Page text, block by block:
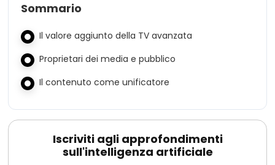
Sommario
Il valore aggiunto della TV avanzata
Proprietari dei media e pubblico
Il contenuto come unificatore
Iscriviti agli approfondimenti
sull'intelligenza artificiale